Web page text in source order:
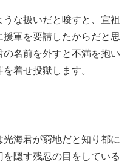
な扱いだと唆すと、宣祖
軍を要請したからだと思
名前を外すと不満を抱い
着せ投獄します。
海君が窮地だと知り都に
隠す残忍の目をしている